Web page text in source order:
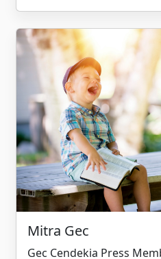
Mitra Gec
Gec Cendekia Press